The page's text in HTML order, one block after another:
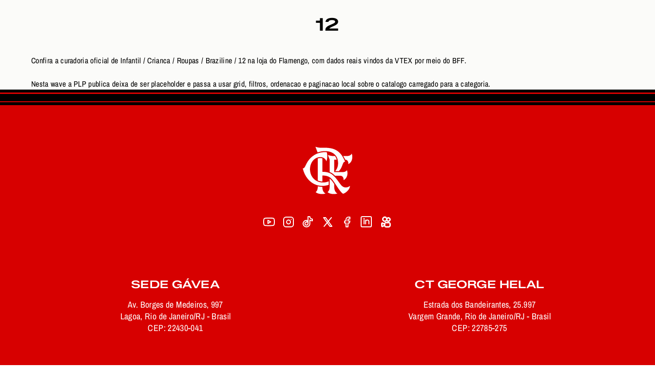
12
Confira a curadoria oficial de Infantil / Crianca / Roupas / Braziline / 12 na loja do Flamengo, com dados reais vindos da VTEX por meio do BFF.
Nesta wave a PLP publica deixa de ser placeholder e passa a usar grid, filtros, ordenacao e paginacao local sobre o catalogo carregado para a categoria.
SEDE GÁVEA
Av. Borges de Medeiros, 997
Lagoa, Rio de Janeiro/RJ - Brasil
CEP: 22430-041
CT GEORGE HELAL
Estrada dos Bandeirantes, 25.997
Vargem Grande, Rio de Janeiro/RJ - Brasil
CEP: 22785-275